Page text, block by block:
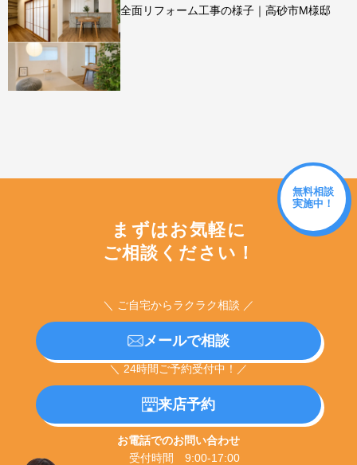
全面リフォーム工事の様子｜高砂市M様邸
無料相談
実施中！
まずはお気軽に
ご相談ください！
＼ ご自宅からラクラク相談 ／
メールで相談
＼ 24時間ご予約受付中！／
来店予約
お電話でのお問い合わせ
受付時間 9:00-17:00